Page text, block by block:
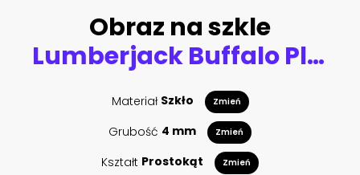
Obraz na szkle
Lumberjack Buffalo Plaid Seamless Pattern. Red and Black Lumberjack
Materiał Szkło Zmień
Grubość 4 mm Zmień
Kształt Prostokąt Zmień